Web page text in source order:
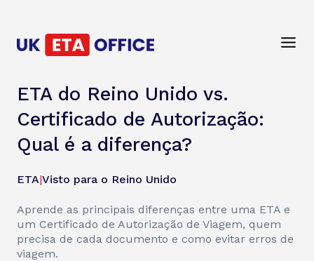
ETA do Reino Unido vs.
Certificado de Autorização:
Qual é a diferença?
ETA|Visto para o Reino Unido
Aprende as principais diferenças entre uma ETA e
um Certificado de Autorização de Viagem, quem
precisa de cada documento e como evitar erros de
viagem.